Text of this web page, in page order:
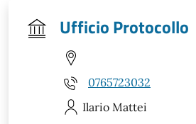
Ufficio Protocollo
0765723032
Ilario Mattei